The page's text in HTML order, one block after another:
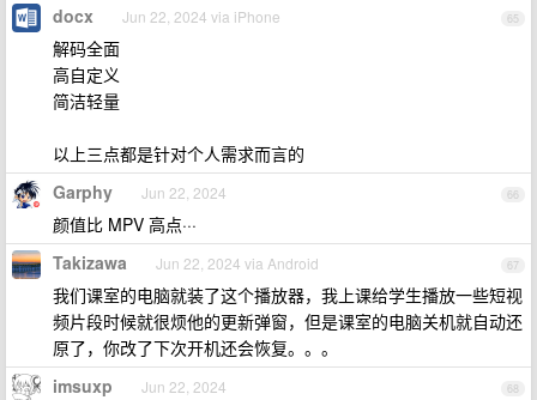
65
docx Jun 22, 2024 via iPhone
解码全面
高自定义
简洁轻量
以上三点都是针对个人需求而言的
66
Garphy Jun 22, 2024
颜值比 MPV 高点···
67
Takizawa Jun 22, 2024 via Android
我们课室的电脑就装了这个播放器，我上课给学生播放一些短视
频片段时候就很烦他的更新弹窗，但是课室的电脑关机就自动还
原了，你改了下次开机还会恢复。。。
68
imsuxp Jun 22, 2024